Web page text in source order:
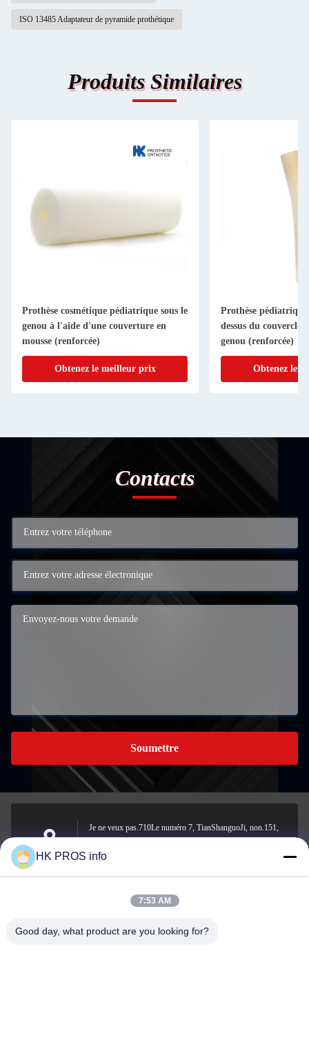
ISO 13485 Adaptateur de pyramide prothétique
Produits Similaires
Prothèse cosmétique pédiatrique sous le
genou à l'aide d'une couverture en
mousse (renforcée)
Obtenez le meilleur prix
Prothèse
dessus du couvercle
genou (renforcée)
Obtenez le
Contacts
Soumettre
Adresse
Je ne veux pas.710Le numéro 7, TianShanguoJi, non.151,
province de Sanhe
E-mail
info@chppros.com
HK PROS info
7:53 AM
Good day, what product are you looking for?